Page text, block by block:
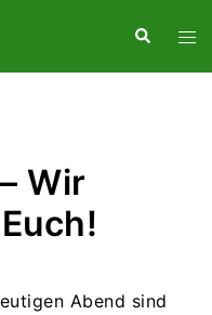
Suche
Wir
Abend sind